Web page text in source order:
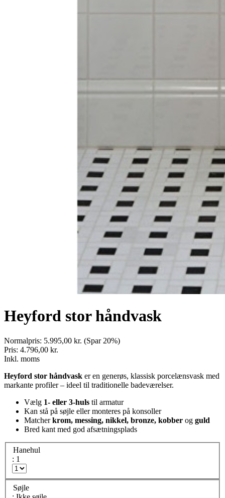
Heyford stor håndvask
Normalpris: 5.995,00 kr. (Spar 20%)
Pris: 4.796,00 kr.
Inkl. moms
Heyford stor håndvask er en generøs, klassisk porcelænsvask med
markante profiler – ideel til traditionelle badeværelser.
Vælg 1- eller 3-huls til armatur
Kan stå på søjle eller monteres på konsoller
Matcherkrom, messing, nikkel, bronze, kobber og guld
Bred kant med god afsætningsplads
Hanehul
: 1
Søjle